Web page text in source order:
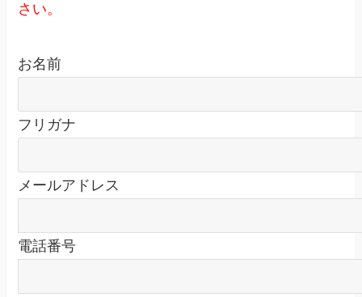
さい。
お名前
フリガナ
メールアドレス
電話番号